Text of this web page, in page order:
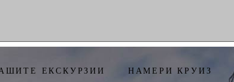
ЕКСКУРЗИИ НАМЕРИ КРУИЗ